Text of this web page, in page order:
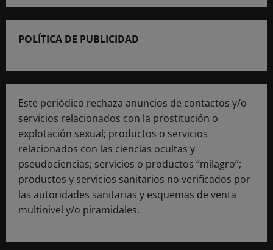
POLÍTICA DE PUBLICIDAD
Este periódico rechaza anuncios de contactos y/o
servicios relacionados con la prostitución o
explotación sexual; productos o servicios
relacionados con las ciencias ocultas y
pseudociencias; servicios o productos “milagro”;
productos y servicios sanitarios no verificados por
las autoridades sanitarias y esquemas de venta
multinivel y/o piramidales.